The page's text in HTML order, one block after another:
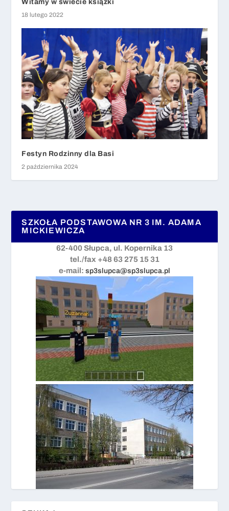
Witamy w świecie książki
18 lutego 2022
Festyn Rodzinny dla Basi
2 października 2024
SZKOŁA PODSTAWOWA NR 3 IM. ADAMA
MICKIEWICZA
62-400 Słupca, ul. Kopernika 13
tel./fax +48 63 275 15 31
e-mail: sp3slupca@sp3slupca.pl